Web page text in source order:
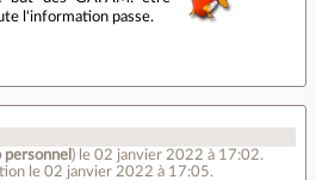
l'information passe.
) le 02 janvier 2022 à 17:02.
le 02 janvier 2022 à 17:05.